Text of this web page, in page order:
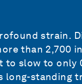
strain.
than 2,700
slow to only
standing